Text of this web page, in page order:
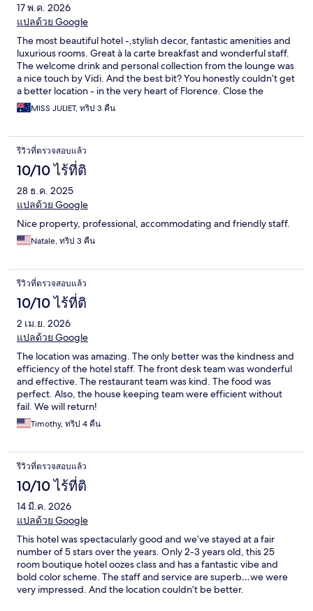
17 พ.ค. 2026
แปลด้วย Google
The most beautiful hotel -,stylish decor, fantastic amenities and
luxurious rooms. Great à la carte breakfast and wonderful staff.
The welcome drink and personal collection from the lounge was
a nice touch by Vidi. And the best bit? You honestly couldn’t get
a better location - in the very heart of Florence. Close the
windows and you can hear a pin drop. Absolutely wonderful. I’ll
never stay anywhere else in Florence ever again
MISS JULIET, ทริป 3 คืน
รีวิวที่ตรวจสอบแล้ว
10/10 ไร้ที่ติ
28 ธ.ค. 2025
แปลด้วย Google
Nice property, professional, accommodating and friendly staff.
Natale, ทริป 3 คืน
รีวิวที่ตรวจสอบแล้ว
10/10 ไร้ที่ติ
2 เม.ย. 2026
แปลด้วย Google
The location was amazing. The only better was the kindness and
efficiency of the hotel staff. The front desk team was wonderful
and effective. The restaurant team was kind. The food was
perfect. Also, the house keeping team were efficient without
fail. We will return!
Timothy, ทริป 4 คืน
รีวิวที่ตรวจสอบแล้ว
10/10 ไร้ที่ติ
14 มี.ค. 2026
แปลด้วย Google
This hotel was spectacularly good and we’ve stayed at a fair
number of 5 stars over the years. Only 2-3 years old, this 25
room boutique hotel oozes class and has a fantastic vibe and
bold color scheme. The staff and service are superb…we were
very impressed. And the location couldn’t be better.